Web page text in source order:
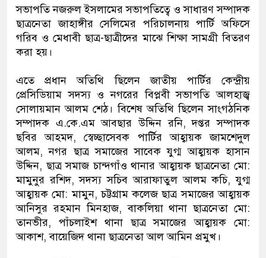
জনগণ পরিবর্তন চেয়েছে বলেই
প্রধানমন্ত্রী
মাদক কারবারি গ্রেফতার
২৮ লাখ টাকার জাল নোটসহ
থানা পুলিশ
যেকোনো সময় বেনজীরের প্রত্যাবর্তন
নেতৃত্ব ও গণতন্ত্রের মূর্তমান প্রতীক
সভাপতি নজরুল ইসলামের সভাপতিত্বে ও সাধারণ সম্পাদক
ছাত্রনেতা জাহাঙ্গীর সেলিমের পরিচালনায় পার্টি অফিসে
গরিব ও মেধাবী ছাত্র-ছাত্রীদের মাঝে শিক্ষা সামগ্রী বিতরণ
করা হয়।
এতে প্রধান অতিথি ছিলেন জাতীয় পার্টির কেন্দ্রীয়
প্রেসিডিয়াম সদস্য ও নগরের বিপ্লবী সভাপতি আলহাজ্ব
সোলায়মান আলম শেঠ। বিশেষ অতিথি ছিলেন সাংগঠনিক
সম্পাদক এ.কে.এম আবছার উদ্দিন রনি, দপ্তর সম্পাদক
ছবির আহমদ, স্বেচ্ছাসেবক পার্টির আহ্বায়ক জামশেদুল
আলম, নগর ছাত্র সমাজের সাবেক যুগ্ম আহ্বায়ক হাসান
উদ্দিন, ছাত্র সমাজ চান্দগাঁও থানার আহ্বায়ক ছাত্রনেতা মো:
মামুনুর রশিদ, সদস্য সচিব আরাফাতুল আলম কচি, যুগ্ম
আহ্বায়ক মো: মামুন, চট্টগ্রাম কলেজ ছাত্র সমাজের আহ্বায়ক
আনিসুর রহমান মিনহাজ, বাকলিয়া থানা ছাত্রনেতা মো:
তানভীর, পাঁচলাইশ থানা ছাত্র সমাজের আহ্বায়ক মো:
আকাশ, বায়েজিদ থানা ছাত্রনেতা আল আমিন প্রমুখ।